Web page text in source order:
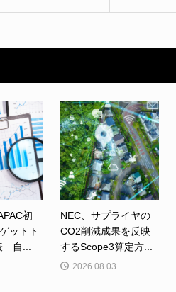
初
ットト
自...
NEC、サプライヤの
CO2削減成果を反映
するScope3算定方...
2026.08.03